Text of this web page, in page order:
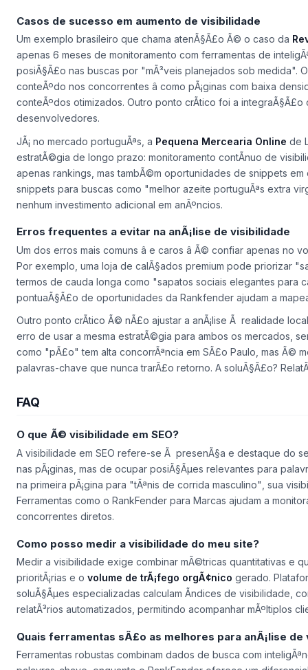
Casos de sucesso em aumento de visibilidade
Um exemplo brasileiro que chama atenÃ§Ã£o Ã© o caso da
apenas 6 meses de monitoramento com ferramentas de
posiÃ§Ã£o nas buscas por "mÃ³veis planejados sob medida".
conteÃºdo nos concorrentes â como pÃ¡ginas com baixa
conteÃºdos otimizados. Outro ponto crÃ­tico foi a
desenvolvedores.
JÃ¡ no mercado portuguÃªs, a Pequena Mercearia Online de
estratÃ©gia de longo prazo: monitoramento contÃ­nuo de
apenas rankings, mas tambÃ©m oportunidades de snippets
snippets para buscas como "melhor azeite portuguÃªs extra
nenhum investimento adicional em anÃºncios.
Erros frequentes a evitar na anÃ¡lise de visibilidade
Um dos erros mais comuns â e caros â Ã© confiar apenas
Por exemplo, uma loja de calÃ§ados premium pode priorizar
termos de cauda longa como "sapatos sociais elegantes para
pontuaÃ§Ã£o de oportunidades da Rankfender ajudam a
Outro ponto crÃ­tico Ã© nÃ£o ajustar a anÃ¡lise Ã realidade
erro de usar a mesma estratÃ©gia para ambos os mercados,
como "pÃ£o" tem alta concorrÃªncia em SÃ£o Paulo, mas Ã©
palavras-chave que nunca trarÃ£o retorno. A soluÃ§Ã£o?
FAQ
O que Ã© visibilidade em SEO?
A visibilidade em SEO refere-se Ã presenÃ§a e destaque do
nas pÃ¡ginas, mas de ocupar posiÃ§Ãµes relevantes para
na primeira pÃ¡gina para "tÃªnis de corrida masculino" , sua
Ferramentas como o RankFender para Marcas ajudam a
concorrentes diretos.
Como posso medir a visibilidade do meu site?
Medir a visibilidade exige combinar mÃ©tricas quantitativas e
prioritÃ¡rias e o volume de trÃ¡fego orgÃ¢nico gerado.
soluÃ§Ãµes especializadas calculam Ã­ndices de visibilidade,
relatÃ³rios automatizados, permitindo acompanhar mÃºltiplos
Quais ferramentas sÃ£o as melhores para anÃ¡lise de
Ferramentas robustas combinam dados de busca com